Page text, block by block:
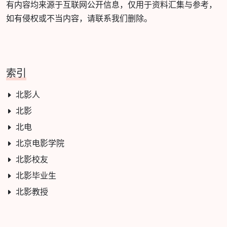
有内容均来源于互联网公开信息，仅用于资料汇集与参考，
如有侵权或不当内容，请联系我们删除。
索引
北影人
北影
北电
北京电影学院
北影校友
北影毕业生
北影教授